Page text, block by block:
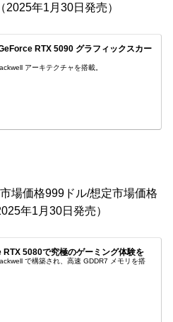
年1月30日発売）
RTX 5090 グラフィックスカー
アーキテクチャを搭載。
場価格999ドル/想定市場価格
年1月30日発売）
RTX 5080で究極のゲーミング体験を
で構築され、高速 GDDR7 メモリを搭